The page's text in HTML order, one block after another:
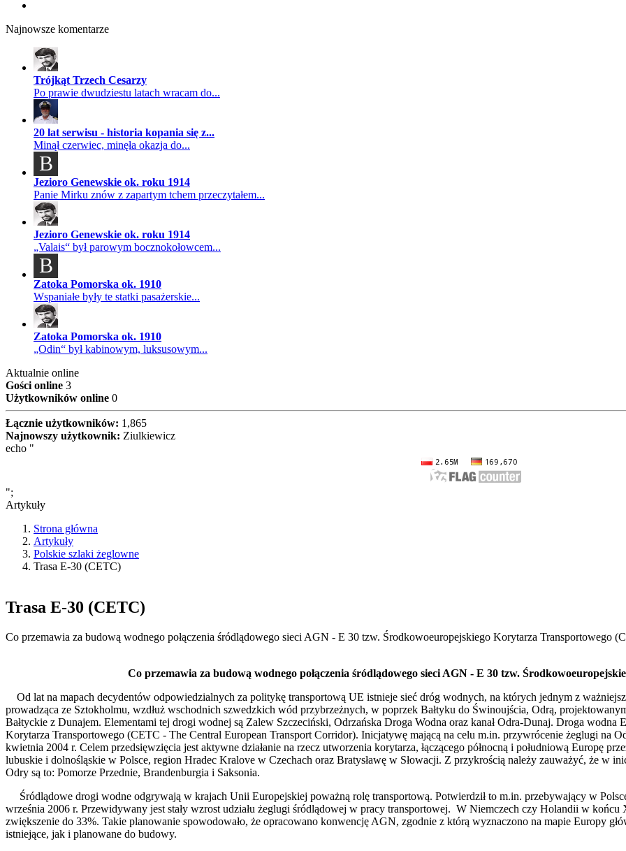
Najnowsze komentarze
Trójkąt Trzech Cesarzy
Po prawie dwudziestu latach wracam do...
20 lat serwisu - historia kopania się z...
Minął czerwiec, minęła okazja do...
B
Jezioro Genewskie ok. roku 1914
Panie Mirku znów z zapartym tchem przeczytałem...
Jezioro Genewskie ok. roku 1914
„Valais“ był parowym bocznokołowcem...
B
Zatoka Pomorska ok. 1910
Wspaniałe były te statki pasażerskie...
Zatoka Pomorska ok. 1910
„Odin“ był kabinowym, luksusowym...
Aktualnie online
Gości online 3
Użytkowników online 0
Łącznie użytkowników: 1,865
Najnowszy użytkownik: Ziulkiewicz
echo "
";
Artykuły
Strona główna
Artykuły
Polskie szlaki żeglowne
Trasa E-30 (CETC)
Trasa E-30 (CETC)
Co przemawia za budową wodnego połączenia śródlądowego sieci AGN - E 30 tzw. Środkowoeuropejskiego Korytarza Transportowego
Co przemawia za budową wodnego połączenia śródlądowego sieci AGN - E 30 tzw.
Od lat na mapach decydentów odpowiedzialnych za politykę transportową UE istnieje sieć dróg wodnych, na których jednym z
prowadząca ze Sztokholmu, wzdłuż wschodnich szwedzkich wód przybrzeżnych, w poprzek Bałtyku do Świnoujścia, Odrą,
Bałtyckie z Dunajem. Elementami tej drogi wodnej są Zalew Szczeciński, Odrzańska Droga Wodna oraz kanał Odra-Dunaj. Droga wodna
Korytarza Transportowego (CETC - The Central European Transport Corridor). Inicjatywę mającą na celu m.in. przywrócenie żeglugi na
kwietnia 2004 r. Celem przedsięwzięcia jest aktywne działanie na rzecz utworzenia korytarza, łączącego północną i południową Europę
lubuskie i dolnośląskie w Polsce, region Hradec Kralove w Czechach oraz Bratysławę w Słowacji. Z przykrością należy zauważyć, że w
Odry są to: Pomorze Przednie, Brandenburgia i Saksonia.
Śródlądowe drogi wodne odgrywają w krajach Unii Europejskiej poważną rolę transportową. Potwierdził to m.in. przebywający w
września 2006 r. Przewidywany jest stały wzrost udziału żeglugi śródlądowej w pracy transportowej. W Niemczech czy Holandii w
zwiększenie do 33%. Takie planowanie spowodowało, że opracowano konwencję AGN, zgodnie z którą wyznaczono na mapie Europy
istniejące, jak i planowane do budowy.